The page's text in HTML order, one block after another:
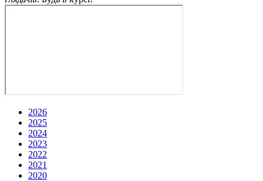
2026
2025
2024
2023
2022
2021
2020